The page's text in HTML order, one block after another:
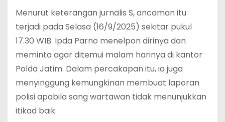
Menurut keterangan jurnalis S, ancaman itu
terjadi pada Selasa (16/9/2025) sekitar pukul
17.30 WIB. Ipda Parno menelpon dirinya dan
meminta agar ditemui malam harinya di kantor
Polda Jatim. Dalam percakapan itu, ia juga
menyinggung kemungkinan membuat laporan
polisi apabila sang wartawan tidak menunjukkan
itikad baik.